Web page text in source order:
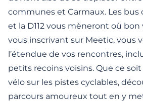
communes et Carmaux. Les
et la D112 vous mèneront où bon
vous inscrivant sur Meetic, vous
l’étendue de vos rencontres,
petits recoins voisins. Que ce
vélo sur les pistes cyclables,
parcours amoureux tout en y